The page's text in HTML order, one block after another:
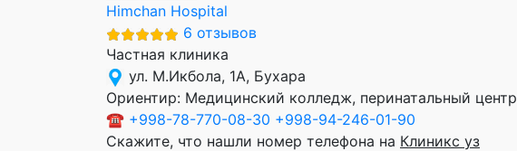
Himchan Hospital
6 отзывов
Частная клиника
ул. М.Икбола, 1А, Бухара
Ориентир: Медицинский колледж, перинатальный центр
☎ +998-78-770-08-30 +998-94-246-01-90
Скажите, что нашли номер телефона на Клиникс уз